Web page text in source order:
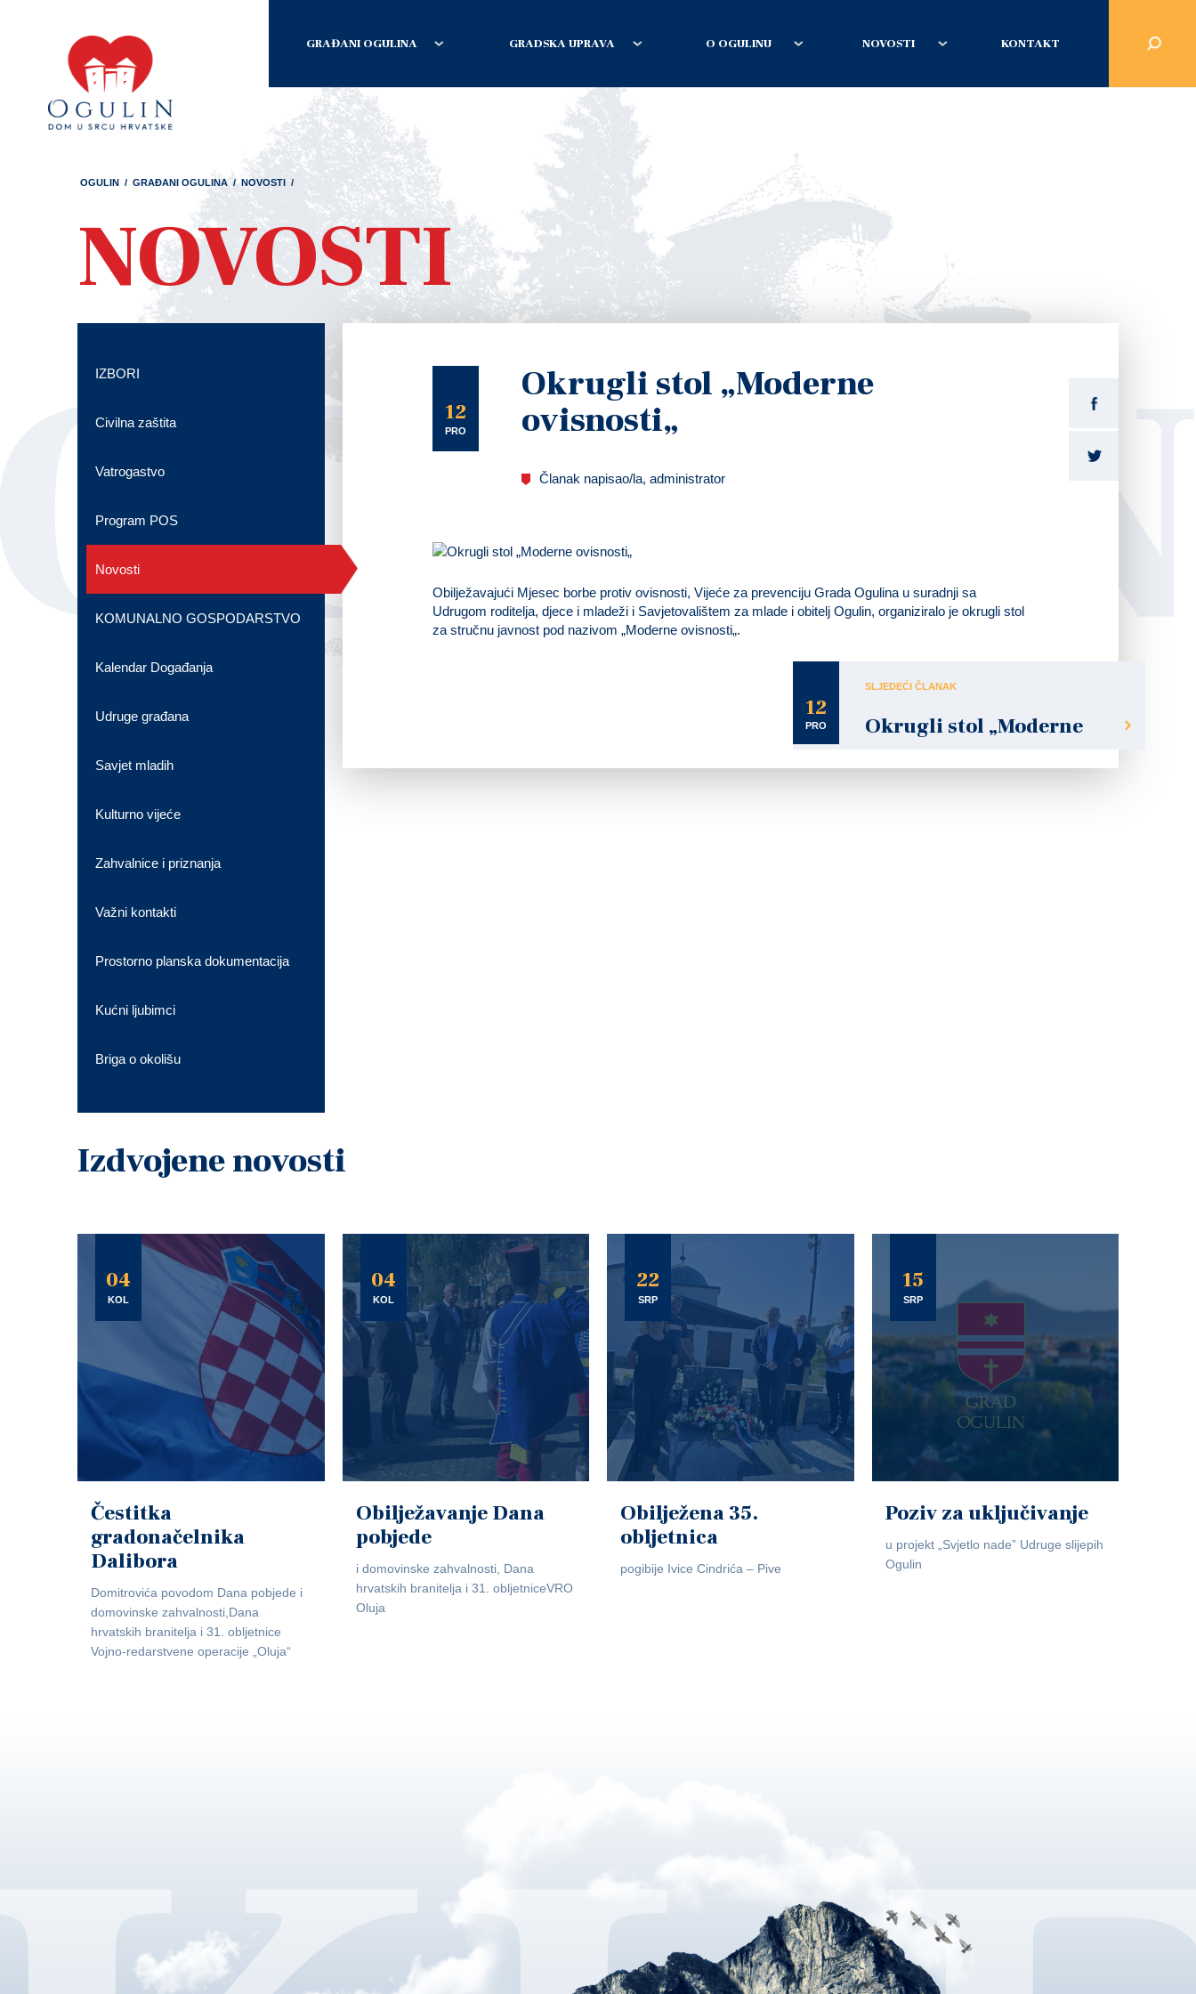
GRAĐANI OGULINA GRADSKA UPRAVA O OGULINU NOVOSTI KONTAKT
OGULIN / GRAĐANI OGULINA / NOVOSTI /
NOVOSTI
12
PRO
Okrugli stol „Moderne
ovisnosti„
Članak napisao/la, administrator
Obilježavajući Mjesec borbe protiv ovisnosti, Vijeće za prevenciju Grada Ogulina u suradnji sa
Udrugom roditelja, djece i mladeži i Savjetovalištem za mlade i obitelj Ogulin, organiziralo je okrugli stol
za stručnu javnost pod nazivom „Moderne ovisnosti„.
12
PRO
SLJEDEĆI ČLANAK
Okrugli stol „Moderne
IZBORI
Civilna zaštita
Vatrogastvo
Program POS
Novosti
KOMUNALNO GOSPODARSTVO
Kalendar Događanja
Udruge građana
Savjet mladih
Kulturno vijeće
Zahvalnice i priznanja
Važni kontakti
Prostorno planska dokumentacija
Kućni ljubimci
Briga o okolišu
Izdvojene novosti
04
KOL
Čestitka
gradonačelnika
Dalibora
Domitrovića povodom Dana pobjede i
domovinske zahvalnosti,Dana
hrvatskih branitelja i 31. obljetnice
Vojno-redarstvene operacije „Oluja“
04
KOL
Obilježavanje Dana
pobjede
i domovinske zahvalnosti, Dana
hrvatskih branitelja i 31. obljetniceVRO
Oluja
22
SRP
Obilježena 35.
obljetnica
pogibije Ivice Cindrića – Pive
15
SRP
Poziv za uključivanje
u projekt „Svjetlo nade” Udruge slijepih
Ogulin